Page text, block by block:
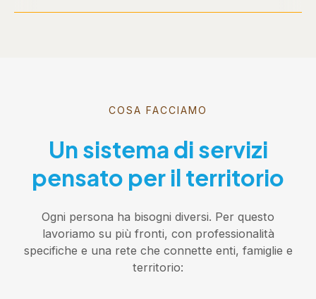
COSA FACCIAMO
Un sistema di servizi
pensato per il territorio
Ogni persona ha bisogni diversi. Per questo
lavoriamo su più fronti, con professionalità
specifiche e una rete che connette enti, famiglie e
territorio: